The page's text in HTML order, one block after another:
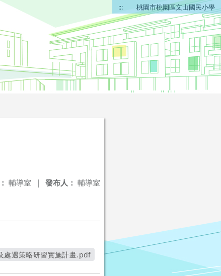
::: 桃園市桃園區文山國民小學
發布人： 輔導室
輔導室 |
處遇策略研習實施計畫.pdf